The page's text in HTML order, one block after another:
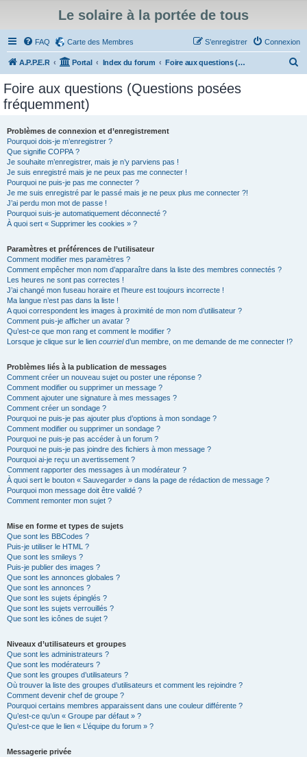
Le solaire à la portée de tous
FAQ Carte des Membres Connexion
S’enregistrer
A.P.P.E.R Portal Index du forum Foire aux questions (Questions posées fréquemment)
Foire aux questions (Questions posées
fréquemment)
Problèmes de connexion et d’enregistrement
Pourquoi dois-je m’enregistrer ?
Que signifie COPPA ?
Je souhaite m’enregistrer, mais je n’y parviens pas !
Je suis enregistré mais je ne peux pas me connecter !
Pourquoi ne puis-je pas me connecter ?
Je me suis enregistré par le passé mais je ne peux plus me connecter ?!
J’ai perdu mon mot de passe !
Pourquoi suis-je automatiquement déconnecté ?
À quoi sert « Supprimer les cookies » ?
Paramètres et préférences de l’utilisateur
Comment modifier mes paramètres ?
Comment empêcher mon nom d’apparaître dans la liste des membres connectés ?
Les heures ne sont pas correctes !
J’ai changé mon fuseau horaire et l’heure est toujours incorrecte !
Ma langue n’est pas dans la liste !
A quoi correspondent les images à proximité de mon nom d’utilisateur ?
Comment puis-je afficher un avatar ?
Qu’est-ce que mon rang et comment le modifier ?
Lorsque je clique sur le lien courrield’un membre, on me demande de me connecter !?
Problèmes liés à la publication de messages
Comment créer un nouveau sujet ou poster une réponse ?
Comment modifier ou supprimer un message ?
Comment ajouter une signature à mes messages ?
Comment créer un sondage ?
Pourquoi ne puis-je pas ajouter plus d’options à mon sondage ?
Comment modifier ou supprimer un sondage ?
Pourquoi ne puis-je pas accéder à un forum ?
Pourquoi ne puis-je pas joindre des fichiers à mon message ?
Pourquoi ai-je reçu un avertissement ?
Comment rapporter des messages à un modérateur ?
À quoi sert le bouton « Sauvegarder » dans la page de rédaction de message ?
Pourquoi mon message doit être validé ?
Comment remonter mon sujet ?
Mise en forme et types de sujets
Que sont les BBCodes ?
Puis-je utiliser le HTML ?
Que sont les smileys ?
Puis-je publier des images ?
Que sont les annonces globales ?
Que sont les annonces ?
Que sont les sujets épinglés ?
Que sont les sujets verrouillés ?
Que sont les icônes de sujet ?
Niveaux d’utilisateurs et groupes
Que sont les administrateurs ?
Que sont les modérateurs ?
Que sont les groupes d’utilisateurs ?
Où trouver la liste des groupes d’utilisateurs et comment les rejoindre ?
Comment devenir chef de groupe ?
Pourquoi certains membres apparaissent dans une couleur différente ?
Qu’est-ce qu’un « Groupe par défaut » ?
Qu’est-ce que le lien « L’équipe du forum » ?
Messagerie privée